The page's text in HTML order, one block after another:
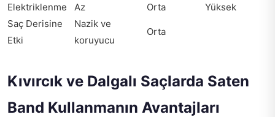
Elektriklenme
Az Orta
Yüksek
Saç Derisine
Etki
Nazik ve
koruyucu
Orta
Kıvırcık ve Dalgalı Saçlarda Saten
Band Kullanmanın Avantajları